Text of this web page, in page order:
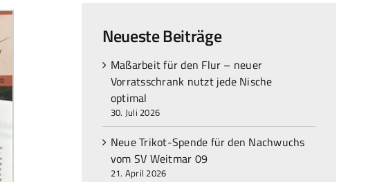
Neueste Beiträge
Maßarbeit für den Flur – neuer
Vorratsschrank nutzt jede Nische
optimal
30. Juli 2026
Neue Trikot-Spende für den Nachwuchs
vom SV Weitmar 09
21. April 2026